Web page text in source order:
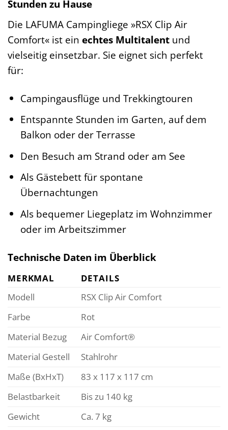
Stunden zu Hause
Die LAFUMA Campingliege »RSX Clip Air
Comfort« ist ein echtes Multitalent und
vielseitig einsetzbar. Sie eignet sich perfekt
für:
Campingausflüge und Trekkingtouren
Entspannte Stunden im Garten, auf dem
Balkon oder der Terrasse
Den Besuch am Strand oder am See
Als Gästebett für spontane
Übernachtungen
Als bequemer Liegeplatz im Wohnzimmer
oder im Arbeitszimmer
Technische Daten im Überblick
MERKMAL
DETAILS
Modell
RSX Clip Air Comfort
Farbe
Rot
Material Bezug
Air Comfort®
Material Gestell
Stahlrohr
Maße (BxHxT)
83 x 117 x 117 cm
Belastbarkeit
Bis zu 140 kg
Gewicht
Ca. 7 kg